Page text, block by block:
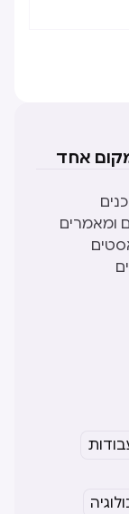
אחד
ומאמרים